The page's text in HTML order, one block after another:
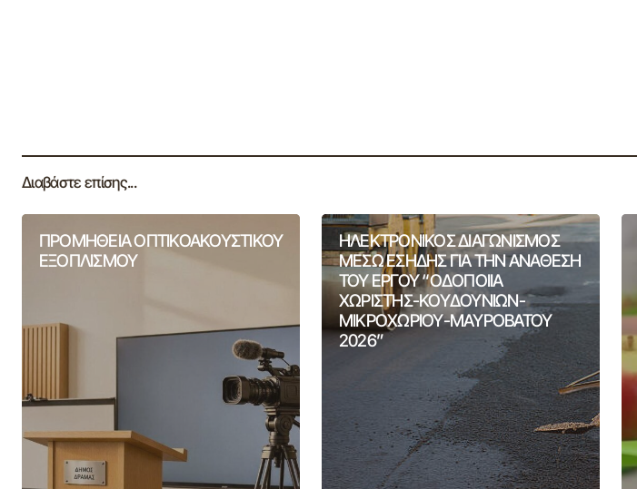
Διαβάστε επίσης...
ΠΡΟΜΗΘΕΙΑ ΟΠΤΙΚΟΑΚΟΥΣΤΙΚΟΥ
ΕΞΟΠΛΙΣΜΟΥ
ΗΛΕΚΤΡΟΝΙΚΟΣ ΔΙΑΓΩΝΙΣΜΟΣ
ΜΕΣΩ ΕΣΗΔΗΣ ΓΙΑ ΤΗΝ ΑΝΑΘΕΣΗ
ΤΟΥ ΕΡΓΟΥ “ΟΔΟΠΟΙΙΑ
ΧΩΡΙΣΤΗΣ-ΚΟΥΔΟΥΝΙΩΝ-
ΜΙΚΡΟΧΩΡΙΟΥ-ΜΑΥΡΟΒΑΤΟΥ
2026”